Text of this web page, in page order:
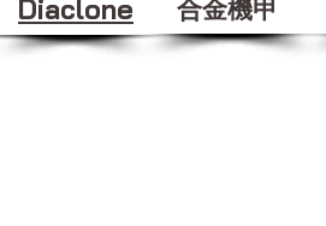
Diaclone 合金機甲